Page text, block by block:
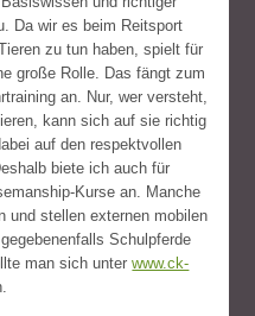
Da wir es beim Reitsport
zu tun haben, spielt für
große Rolle. Das fängt zum
an. Nur, wer versteht,
kann sich auf sie richtig
auf den respektvollen
biete ich auch für
Kurse an. Manche
und stellen externen mobilen
Schulpferde
man sich unterwww.ck-